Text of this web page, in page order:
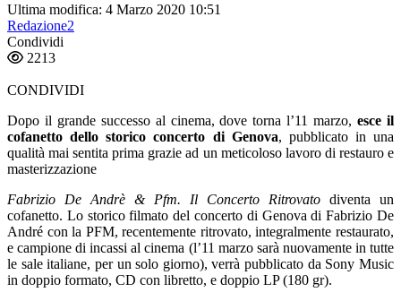
Ultima modifica: 4 Marzo 2020 10:51
Redazione2
Condividi
2213
CONDIVIDI
Dopo il grande successo al cinema, dove torna l’11 marzo,esce il
cofanetto dello storico concerto di Genova, pubblicato in una
qualità mai sentita prima grazie ad un meticoloso lavoro di restauro e
masterizzazione
Fabrizio De Andrè & Pfm. Il Concerto Ritrovato diventa un
cofanetto. Lo storico filmato del concerto di Genova di Fabrizio De
André con la PFM, recentemente ritrovato, integralmente restaurato,
e campione di incassi al cinema (l’11 marzo sarà nuovamente in tutte
le sale italiane, per un solo giorno), verrà pubblicato da Sony Music
in doppio formato, CD con libretto, e doppio LP (180 gr).